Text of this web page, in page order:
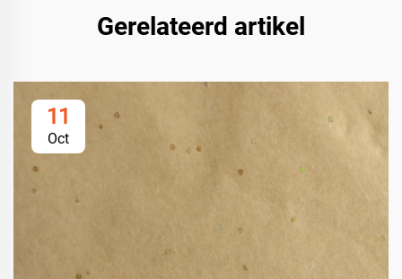
Gerelateerd artikel
11
Oct